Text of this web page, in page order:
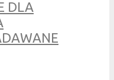
DLA